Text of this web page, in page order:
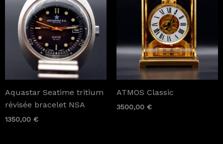
Aquastar Seatime tritium
révisée bracelet NSA
1350,00 €
ATMOS Classic
3500,00 €